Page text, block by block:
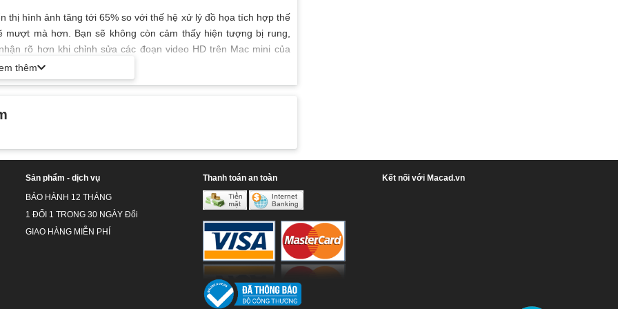
thị hình ảnh tăng tới 65% so với thế hệ xử lý đồ họa tích hợp thế
mà hơn. Bạn sẽ không còn cảm thấy hiện tượng bị rung,
rõ hơn khi chỉnh sửa các đoạn video HD trên Mac mini của
dữ liệu,… và nhiều nhiều hơn nữa. Bộ nhớ flash lên tới 256GHz
5 lần. Vì vậy, Mac mini MGEN2 của bạn sẽ khởi động, khởi tạo
là tất cả những gì bạn phải làm để có một hệ thống máy tính
của Mac Mini 201 so với các sản phẩm khác. Bạn có thể tùy
game, làm việc,… và phù hợp cá tính của mình.
thêm
Sản phẩm - dịch vụ
BẢO HÀNH 12 THÁNG
1 ĐỔI 1 TRONG 30 NGÀY Đổi
GIAO HÀNG MIỄN PHÍ
Thanh toán an toàn Kết nối với Macad.vn